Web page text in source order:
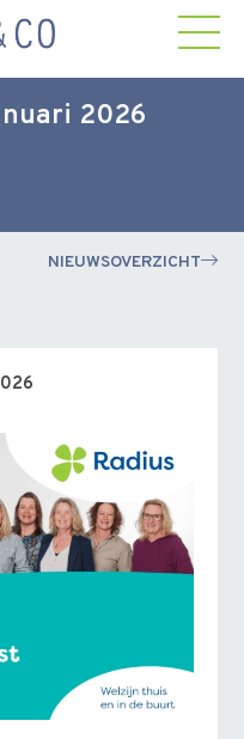
2026
NIEUWSOVERZICHT